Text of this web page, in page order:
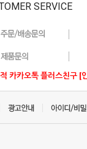
카카오톡 플러스친구 [
SERVICE